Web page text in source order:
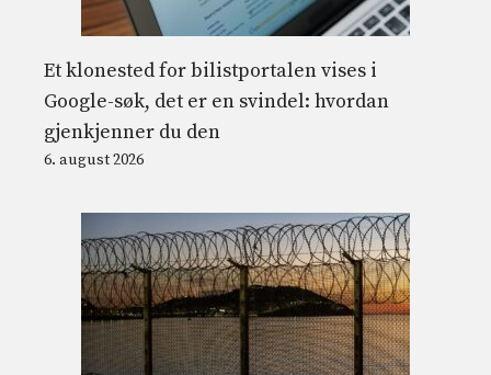
Et klonested for bilistportalen vises i
Google-søk, det er en svindel: hvordan
gjenkjenner du den
6. august 2026